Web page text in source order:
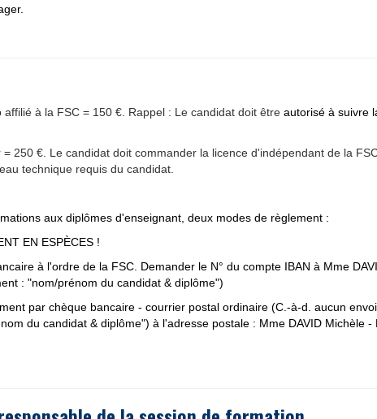
affilié à la FSC = 150 €. Rappel : Le candidat doit être autorisé à suivre
250 €. Le candidat doit commander la licence d'indépendant de la
technique requis du candidat.
aux diplômes d'enseignant, deux modes de règlement :
EN ESPÈCES !
à l'ordre de la FSC. Demander le N° du compte IBAN à Mme
: "nom/prénom du candidat & diplôme")
par chèque bancaire - courrier postal ordinaire (C.-à-d. aucun
du candidat & diplôme") à l'adresse postale : Mme DAVID Michèle